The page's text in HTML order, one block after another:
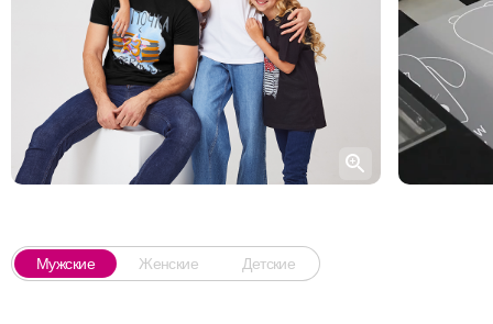
Мужские Женские Детские